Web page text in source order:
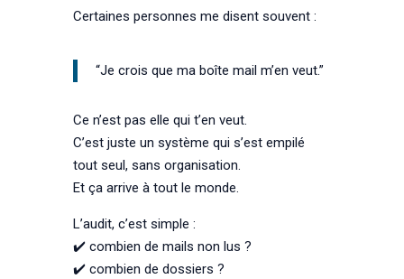
Certaines personnes me disent souvent :
“Je crois que ma boîte mail m’en veut.”
Ce n’est pas elle qui t’en veut.
C’est juste un système qui s’est empilé
tout seul, sans organisation.
Et ça arrive à tout le monde.
L’audit, c’est simple :
✔️ combien de mails non lus ?
✔️ combien de dossiers ?